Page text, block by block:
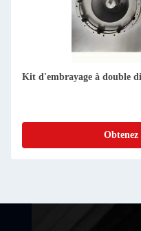
Kit d'embrayage à double